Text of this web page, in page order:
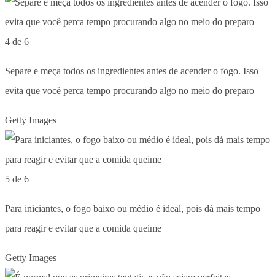
4 de 6
Separe e meça todos os ingredientes antes de acender o fogo. Isso
evita que você perca tempo procurando algo no meio do preparo
Getty Images
5 de 6
Para iniciantes, o fogo baixo ou médio é ideal, pois dá mais tempo
para reagir e evitar que a comida queime
Getty Images